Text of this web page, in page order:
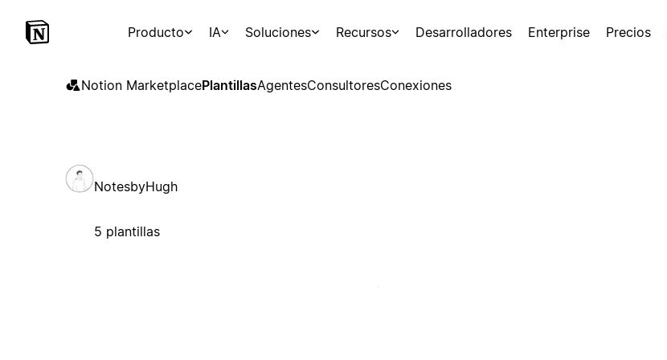
Producto IA Soluciones Recursos Desarrolladores Enterprise Precios
Notion MarketplacePlantillasAgentesConsultoresConexiones
NotesbyHugh
5 plantillas